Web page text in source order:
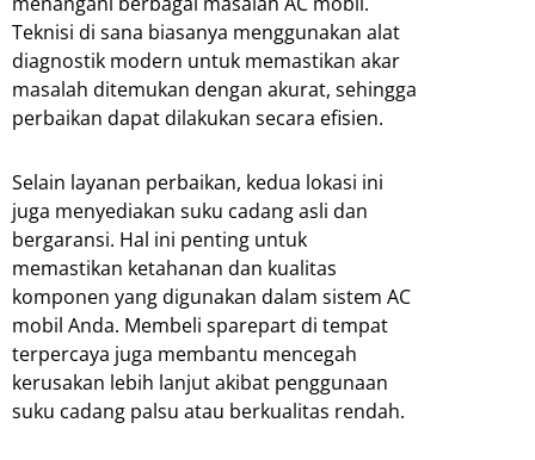
Teknisi di sana biasanya menggunakan alat
diagnostik modern untuk memastikan akar
masalah ditemukan dengan akurat, sehingga
perbaikan dapat dilakukan secara efisien.
Selain layanan perbaikan, kedua lokasi ini
juga menyediakan suku cadang asli dan
bergaransi. Hal ini penting untuk
memastikan ketahanan dan kualitas
komponen yang digunakan dalam sistem AC
mobil Anda. Membeli sparepart di tempat
terpercaya juga membantu mencegah
kerusakan lebih lanjut akibat penggunaan
suku cadang palsu atau berkualitas rendah.